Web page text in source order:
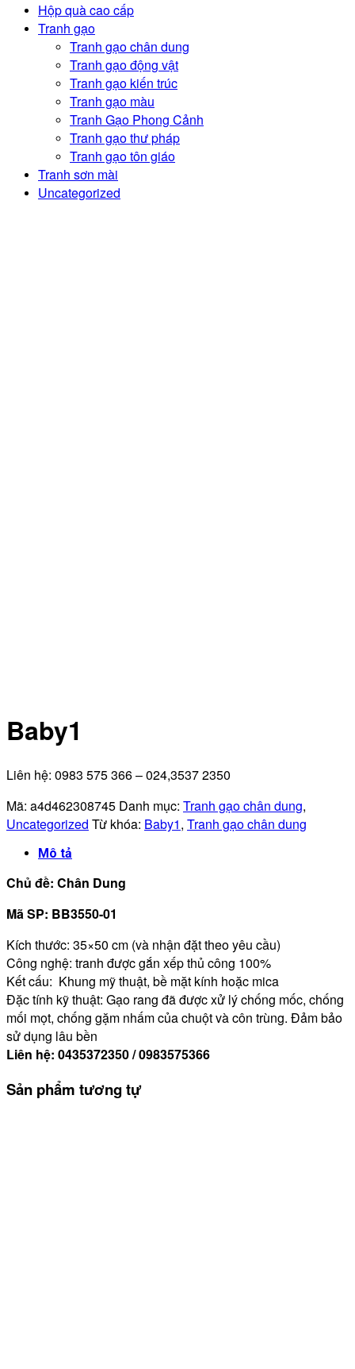
Hộp quà cao cấp
Tranh gạo
Tranh gạo chân dung
Tranh gạo động vật
Tranh gạo kiến trúc
Tranh gạo màu
Tranh Gạo Phong Cảnh
Tranh gạo thư pháp
Tranh gạo tôn giáo
Tranh sơn mài
Uncategorized
Baby1
Liên hệ: 0983 575 366 – 024,3537 2350
Mã: a4d462308745 Danh mục: Tranh gạo chân dung,
Uncategorized Từ khóa: Baby1, Tranh gạo chân dung
Mô tả
Chủ đề: Chân Dung
Mã SP: BB3550-01
Kích thước: 35×50 cm (và nhận đặt theo yêu cầu)
Công nghệ: tranh được gắn xếp thủ công 100%
Kết cấu: Khung mỹ thuật, bề mặt kính hoặc mica
Đặc tính kỹ thuật: Gạo rang đã được xử lý chống mốc, chống
mối mọt, chống gặm nhấm của chuột và côn trùng. Đảm bảo
sử dụng lâu bền
Liên hệ: 0435372350 / 0983575366
Sản phẩm tương tự